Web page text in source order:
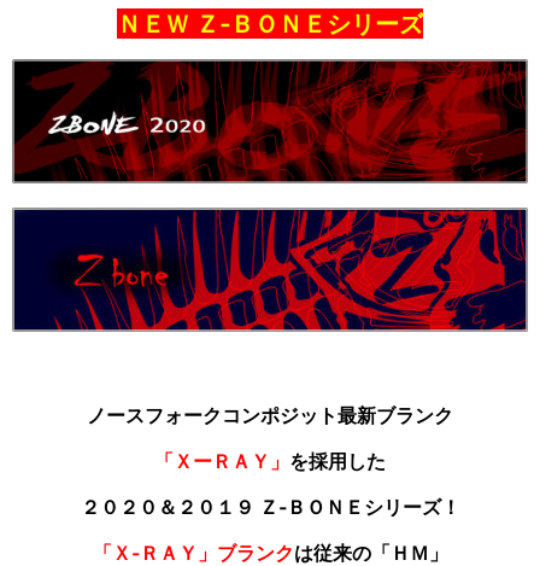
ＮＥＷ Ｚ‐ＢＯＮＥシリーズ
ノースフォークコンポジット最新ブランク
「ＸーＲＡＹ」 を採用した
２０２０＆２０１９ Ｚ‐ＢＯＮＥシリーズ！
「Ｘ‐ＲＡＹ」ブランクは従来の「ＨＭ」